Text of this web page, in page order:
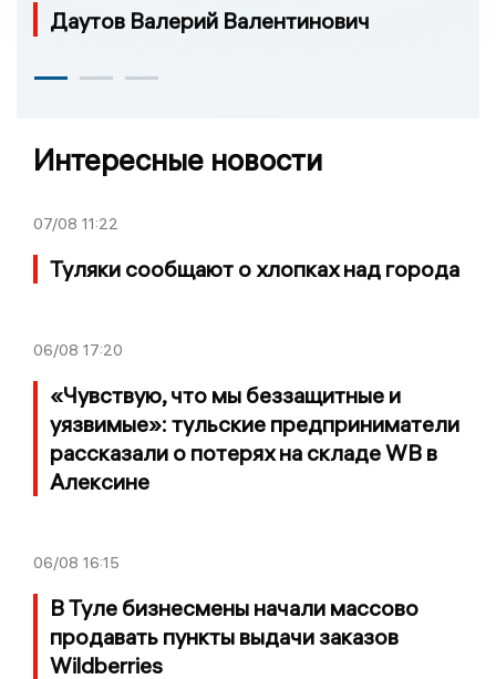
Даутов Валерий Валентинович
Интересные новости
07/08 11:22
Туляки сообщают о хлопках над города
06/08 17:20
«Чувствую, что мы беззащитные и
уязвимые»: тульские предприниматели
рассказали о потерях на складе WB в
Алексине
06/08 16:15
В Туле бизнесмены начали массово
продавать пункты выдачи заказов
Wildberries